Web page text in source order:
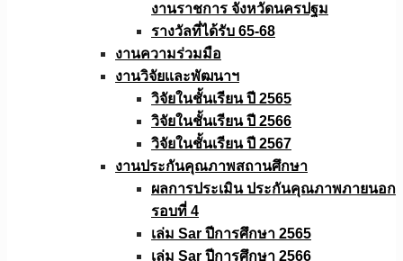
งานราชการ จังหวัดนครปฐม
รางวัลที่ได้รับ 65-68
งานความร่วมมือ
งานวิจัยเเละพัฒนาฯ
วิจัยในชั้นเรียน ปี 2565
วิจัยในชั้นเรียน ปี 2566
วิจัยในชั้นเรียน ปี 2567
งานประกันคุณภาพสถานศึกษา
ผลการประเมิน ประกันคุณภาพภายนอก
รอบที่ 4
เล่ม Sar ปีการศึกษา 2565
เล่ม Sar ปีการศึกษา 2566